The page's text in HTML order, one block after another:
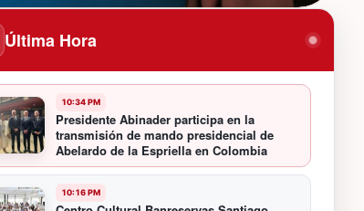
Última Hora
10:34 PM
Presidente Abinader participa en la
transmisión de mando presidencial de
Abelardo de la Espriella en Colombia
10:16 PM